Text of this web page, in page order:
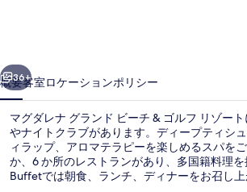
ン
ド
ビ
ー
チ
36+
概要客室ロケーションポリシー
マグダレナ グランド ビーチ & ゴルフ リゾー
やナイトクラブがあります。ディープティシ
ィラップ、アロマテラピーを楽しめるスパを
か、6 か所のレストランがあり、多国籍料理
Buffetでは朝食、ランチ、ディナーをお召し上